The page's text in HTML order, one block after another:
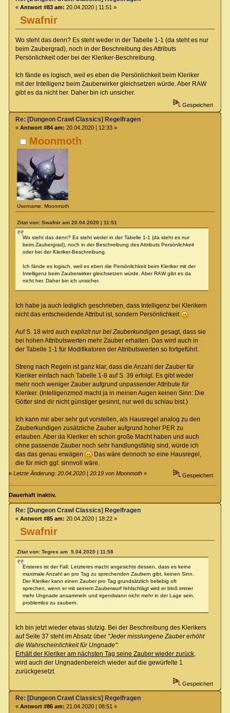
Swafnir
« Antwort #83 am: 20.04.2020 | 11:51 »
Wo steht das denn? Es steht weder in der Tabelle 1-1 (da steht es nur
beim Zaubergrad), noch in der Beschreibung des Attributs
Persönlichkeit oder bei der Kleriker-Beschreibung.
Ich fände es logisch, weil es eben die Persönlichkeit beim Kleriker
mit der Intelligenz beim Zauberwirker gleichsetzen würde. Aber RAW
gibt es da nicht her. Daher bin ich unsicher.
Gespeichert
Moonmoth
Username: Moonmoth
Re: [Dungeon Crawl Classics] Regelfragen
« Antwort #84 am: 20.04.2020 | 12:33 »
Zitat von: Swafnir am 20.04.2020 | 11:51
Wo steht das denn? Es steht weder in der Tabelle 1-1 (da steht es nur
beim Zaubergrad), noch in der Beschreibung des Attributs Persönlichkeit
oder bei der Kleriker-Beschreibung.
Ich fände es logisch, weil es eben die Persönlichkeit beim Kleriker mit der
Intelligenz beim Zauberwirker gleichsetzen würde. Aber RAW gibt es da
nicht her. Daher bin ich unsicher.
Ich habe ja auch lediglich geschrieben, dass Intelligenz bei Klerikern
nicht das entscheidende Attribut ist, sondern Persönlichkeit
Auf S. 18 wird auch explizit nur bei Zauberkundigen gesagt, dass sie
bei hohen Attributswerten mehr Zauber erhalten. Das wird auch in
der Tabelle 1-1 für Modifikatoren der Attributswerten so fortgeführt.
Streng nach Regeln ist ganz klar, dass die Anzahl der Zauber für
Kleriker einfach nach Tabelle 1-8 auf S. 39 erfolgt. Es gibt weder
mehr noch weniger Zauber aufgrund unpassender Attribute für
Kleriker. (Intelligenzmod macht ja in meinen Augen keinen Sinn: Die
Götter sind dir nicht günstiger gesinnt, nur weil du schlau bist.)
Ich kann mir aber sehr gut vorstellen, als Hausregel analog zu den
Zauberkundigen zusätzliche Zauber aufgrund hoher PER zu
erlauben. Aber da Kleriker eh schon große Macht haben und auch
ohne passende Zauber noch sehr handlungsfähig sind, würde ich
das das genau erwägen
Das wäre dennoch so eine Hausregel,
die für mich ggf. sinnvoll wäre.
«Letzte Änderung: 20.04.2020 | 20:19 von Moonmoth » Gespeichert
Dauerhaft inaktiv.
Swafnir
Re: [Dungeon Crawl Classics] Regelfragen
« Antwort #85 am: 20.04.2020 | 18:22 »
Zitat von: Tegres am 5.04.2020 | 11:58
Ersteres ist der Fall. Letzteres macht angesichts dessen, dass es keine
maximale Anzahl an pro Tag zu sprechenden Zaubern gibt, keinen Sinn.
Der Kleriker kann einen Zauber pro Tag grundsätzlich beliebig oft
sprechen, wenn er mit seinem Zauberwurf fehlschlägt wird er bloß immer
mehr Ungnade ansammeln und irgendwann nicht mehr in der Lage sein,
problemlos zu zaubern.
Ich bin jetzt wieder etwas stutzig. Bei der Beschreibung des Klerikers
auf Seite 37 steht im Absatz über "Jeder misslungene Zauber erhöht
die Wahrscheinlichkeit für Ungnade":
Erhält der Kleriker am nächsten Tag seine Zauber wieder zurück,
wird auch der Ungnadenbereich wieder auf die gewürfelte 1
zurückgesetzt.
Gespeichert
Re: [Dungeon Crawl Classics] Regelfragen
« Antwort #86 am: 21.04.2020 | 08:51 »